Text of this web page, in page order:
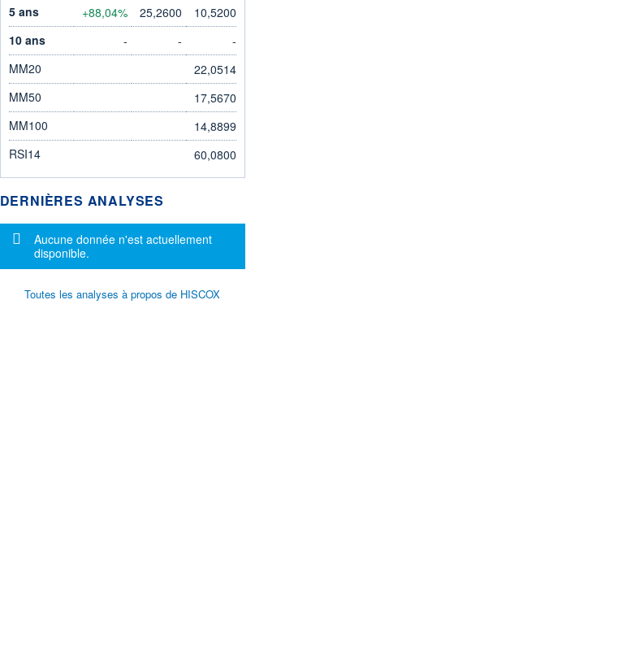
5 ans
+88,04% 25,2600
10,5200
10 ans
- -
-
MM20
22,0514
MM50
17,5670
MM100
14,8899
RSI14
60,0800
DERNIÈRES ANALYSES
Message d'information
Aucune donnée n'est actuellement
disponible.
Toutes les analyses à propos de HISCOX